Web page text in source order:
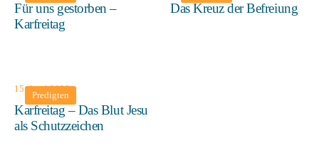
Für uns gestorben –
Karfreitag
Das Kreuz der Befreiung
Predigten
15. April 2022
Karfreitag – Das Blut Jesu
als Schutzzeichen